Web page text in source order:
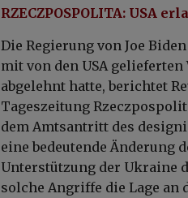
RZECZPOSPOLITA: USA
Die Regierung von Joe
mit von den USA
abgelehnt hatte, berichtet
Tageszeitung
dem Amtsantritt des
eine bedeutende Änderung
Unterstützung der Ukraine
solche Angriffe die Lage an